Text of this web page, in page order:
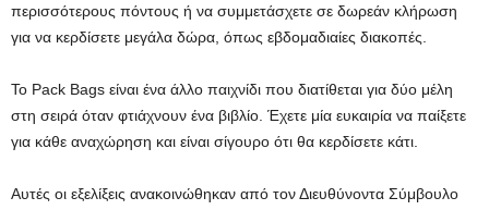
περισσότερους πόντους ή να συμμετάσχετε σε δωρεάν κλήρωση
για να κερδίσετε μεγάλα δώρα, όπως εβδομαδιαίες διακοπές.
Το Pack Bags είναι ένα άλλο παιχνίδι που διατίθεται για δύο μέλη
στη σειρά όταν φτιάχνουν ένα βιβλίο. Έχετε μία ευκαιρία να παίξετε
για κάθε αναχώρηση και είναι σίγουρο ότι θα κερδίσετε κάτι.
Αυτές οι εξελίξεις ανακοινώθηκαν από τον Διευθύνοντα Σύμβουλο